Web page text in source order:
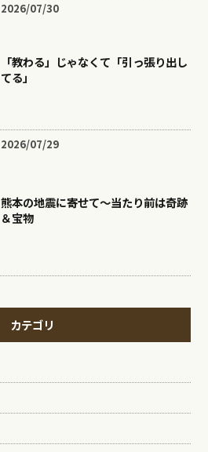
2026/07/30
「教わる」じゃなくて「引っ張り出し
てる」
2026/07/29
熊本の地震に寄せて〜当たり前は奇跡
＆宝物
カテゴリ